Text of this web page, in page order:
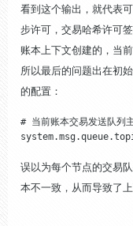
看到这个输出，就代表
步许可，交易哈希许可
账本上下文创建的，当
所以最后的问题出在初
的配置：
# 当前账本交易发送队列
误以为每个节点的交易
本不一致，从而导致了